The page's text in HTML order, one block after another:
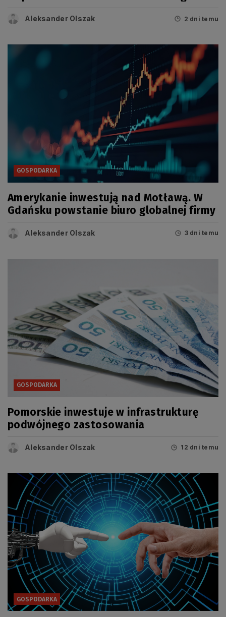
Aleksander Olszak 2 dni temu
GOSPODARKA
Amerykanie inwestują nad Motławą. W
Gdańsku powstanie biuro globalnej firmy
Aleksander Olszak 3 dni temu
GOSPODARKA
Pomorskie inwestuje w infrastrukturę
podwójnego zastosowania
Aleksander Olszak 12 dni temu
GOSPODARKA